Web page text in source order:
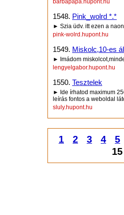
barbapapa.hupont.hu
1548. Pink_wolrd *.*
► Szia üdv. itt ezen a
pink-wolrd.hupont.hu
1549. Miskolc,10-es
► Imádom
lengyelgabor.hupont.hu
1550. Tesztelek
► Ide írhatod maximum
leírás fontos a weboldal
sluly.hupont.hu
1 2 3 4
5